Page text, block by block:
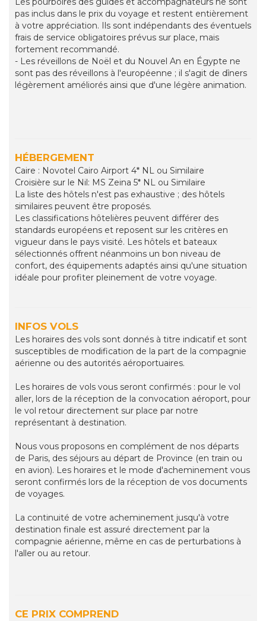
pas inclus dans le prix du voyage et restent entièrement
à votre appréciation. Ils sont indépendants des éventuels
frais de service obligatoires prévus sur place, mais
fortement recommandé.
- Les réveillons de Noël et du Nouvel An en Égypte ne
sont pas des réveillons à l'européenne ; il s'agit de dîners
légèrement améliorés ainsi que d'une légère animation.
HÉBERGEMENT
Caire : Novotel Cairo Airport 4* NL ou Similaire
Croisière sur le Nil: MS Zeina 5* NL ou Similaire
La liste des hôtels n'est pas exhaustive ; des hôtels
similaires peuvent être proposés.
Les classifications hôtelières peuvent différer des
standards européens et reposent sur les critères en
vigueur dans le pays visité. Les hôtels et bateaux
sélectionnés offrent néanmoins un bon niveau de
confort, des équipements adaptés ainsi qu'une situation
idéale pour profiter pleinement de votre voyage.
INFOS VOLS
Les horaires des vols sont donnés à titre indicatif et sont
susceptibles de modification de la part de la compagnie
aérienne ou des autorités aéroportuaires.
Les horaires de vols vous seront confirmés : pour le vol
aller, lors de la réception de la convocation aéroport, pour
le vol retour directement sur place par notre
représentant à destination.
Nous vous proposons en complément de nos départs
de Paris, des séjours au départ de Province (en train ou
en avion). Les horaires et le mode d'acheminement vous
seront confirmés lors de la réception de vos documents
de voyages.
La continuité de votre acheminement jusqu'à votre
destination finale est assuré directement par la
compagnie aérienne, même en cas de perturbations à
l'aller ou au retour.
CE PRIX COMPREND